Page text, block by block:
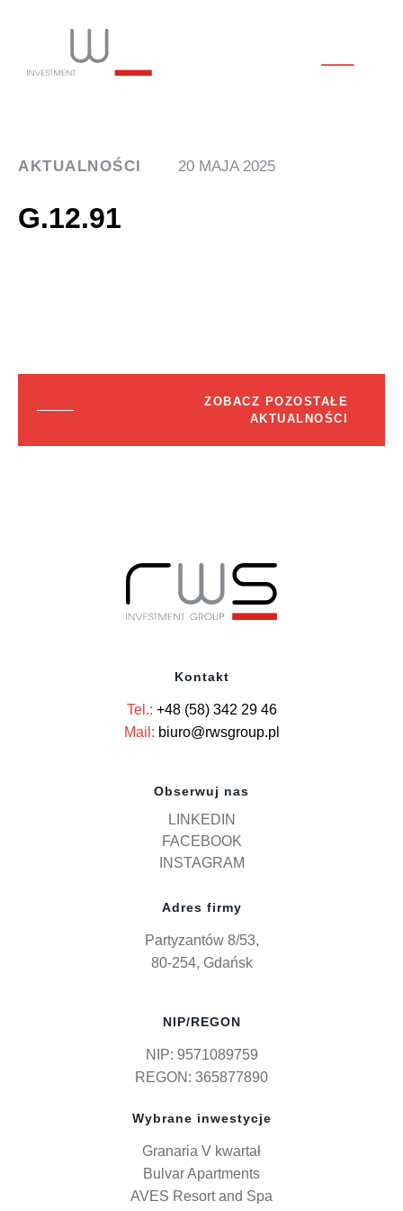
AKTUALNOŚCI 20 MAJA 2025
G.12.91
ZOBACZ POZOSTAŁE
AKTUALNOŚCI
Kontakt
Tel.: +48 (58) 342 29 46
Mail: biuro@rwsgroup.pl
Obserwuj nas
LINKEDIN
FACEBOOK
INSTAGRAM
Adres firmy
Partyzantów 8/53,
80-254, Gdańsk
NIP/REGON
NIP: 9571089759
REGON: 365877890
Wybrane inwestycje
Granaria V kwartał
Bulvar Apartments
AVES Resort and Spa